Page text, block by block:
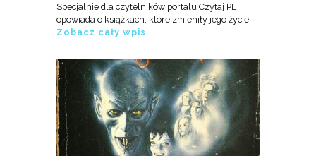
Specjalnie dla czytelników portalu Czytaj PL
opowiada o książkach, które zmieniły jego życie.
Zobacz cały wpis